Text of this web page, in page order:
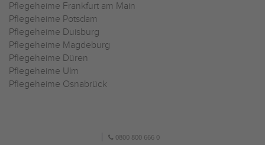
Pflegeheime Frankfurt am Main
Pflegeheime Potsdam
Pflegeheime Duisburg
Pflegeheime Magdeburg
Pflegeheime Düren
Pflegeheime Ulm
Pflegeheime Osnabrück
0800 800 666 0